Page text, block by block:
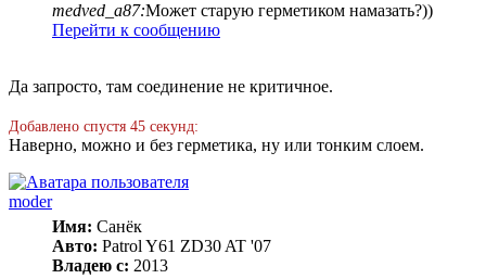
medved_a87:Может старую герметиком намазать?))
Перейти к сообщению
Да запросто, там соединение не критичное.
Добавлено спустя 45 секунд:
Наверно, можно и без герметика, ну или тонким слоем.
moder
Имя: Санёк
Авто: Patrol Y61 ZD30 AT '07
Владею с: 2013